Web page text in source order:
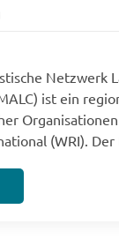
Netzwerk
ist ein
(WRI).